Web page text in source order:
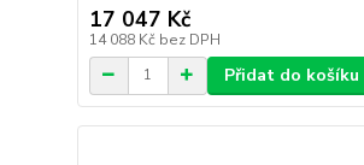
17 047 Kč
14 088 Kč bez DPH
Přidat do košíku